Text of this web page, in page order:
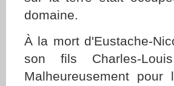
domaine.
À la mort d'Eustache-
son fils Charles-
Malheureusement